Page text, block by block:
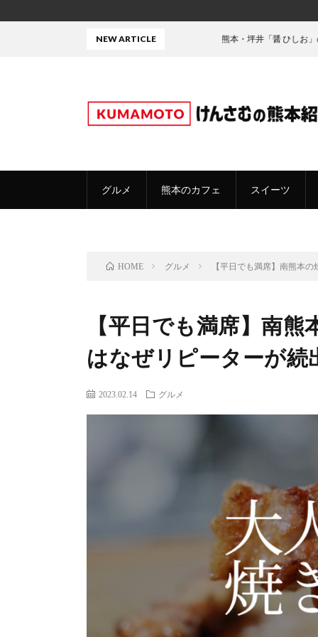
グルメ 熊本のカフェ スイーツ
NEW ARTICLE 熊本・坪井「醤 ひしお」の焼きちゃんぽ
HOME グルメ 【平日でも満席】南熊本
【平日でも満席】南
はなぜリピーターが続
2023.02.14 グルメ